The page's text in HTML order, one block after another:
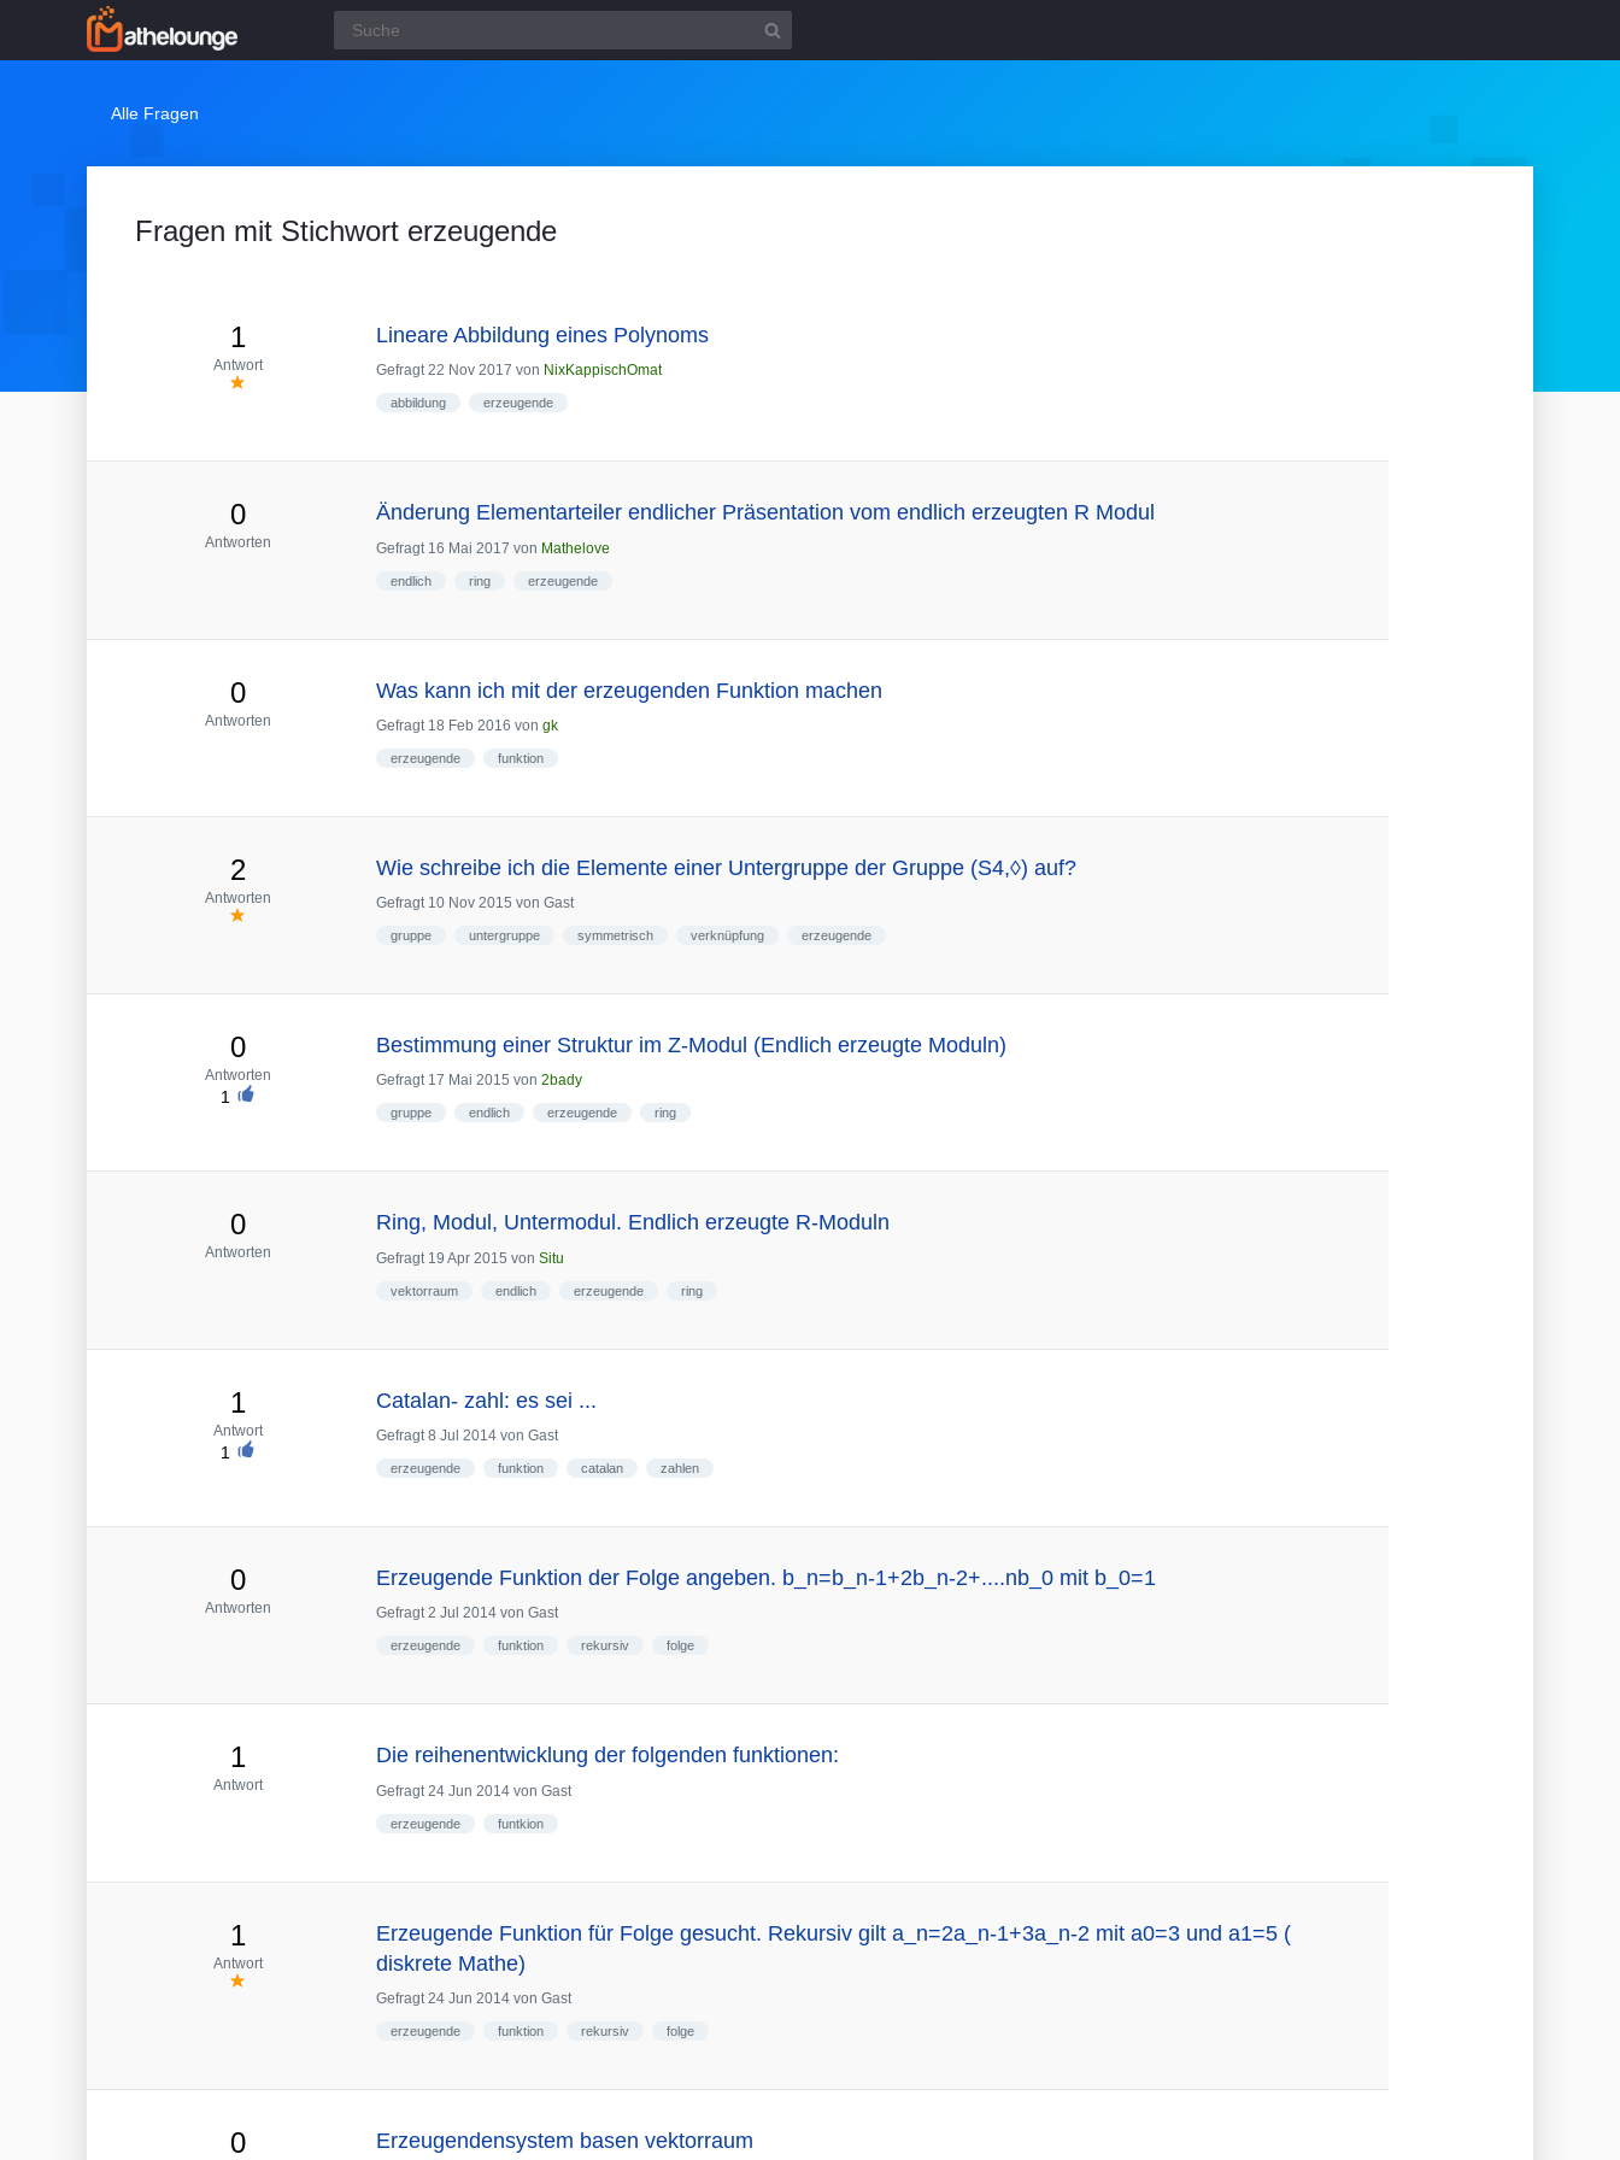
Alle Fragen
Fragen mit Stichwort erzeugende
1
Antwort
Lineare Abbildung eines Polynoms
Gefragt 22 Nov 2017 von NixKappischOmat
abbildung erzeugende
0
Antworten
Änderung Elementarteiler endlicher Präsentation vom endlich erzeugten R Modul
Gefragt 16 Mai 2017 von Mathelove
endlich ring erzeugende
0
Antworten
Was kann ich mit der erzeugenden Funktion machen
Gefragt 18 Feb 2016 von gk
erzeugende funktion
2
Antworten
Wie schreibe ich die Elemente einer Untergruppe der Gruppe (S4,◊) auf?
Gefragt 10 Nov 2015 von Gast
gruppe untergruppe symmetrisch verknüpfung erzeugende
0
Antworten
1
Bestimmung einer Struktur im Z-Modul (Endlich erzeugte Moduln)
Gefragt 17 Mai 2015 von 2bady
gruppe endlich erzeugende ring
0
Antworten
Ring, Modul, Untermodul. Endlich erzeugte R-Moduln
Gefragt 19 Apr 2015 von Situ
vektorraum endlich erzeugende ring
1
Antwort
1
Catalan- zahl: es sei ...
Gefragt 8 Jul 2014 von Gast
erzeugende funktion catalan zahlen
0
Antworten
Erzeugende Funktion der Folge angeben. b_n=b_n-1+2b_n-2+....nb_0 mit b_0=1
Gefragt 2 Jul 2014 von Gast
erzeugende funktion rekursiv folge
1
Antwort
Die reihenentwicklung der folgenden funktionen:
Gefragt 24 Jun 2014 von Gast
erzeugende funtkion
1
Antwort
Erzeugende Funktion für Folge gesucht. Rekursiv gilt a_n=2a_n-1+3a_n-2 mit a0=3 und a1=5 (
diskrete Mathe)
Gefragt 24 Jun 2014 von Gast
erzeugende funktion rekursiv folge
0 Erzeugendensystem basen vektorraum